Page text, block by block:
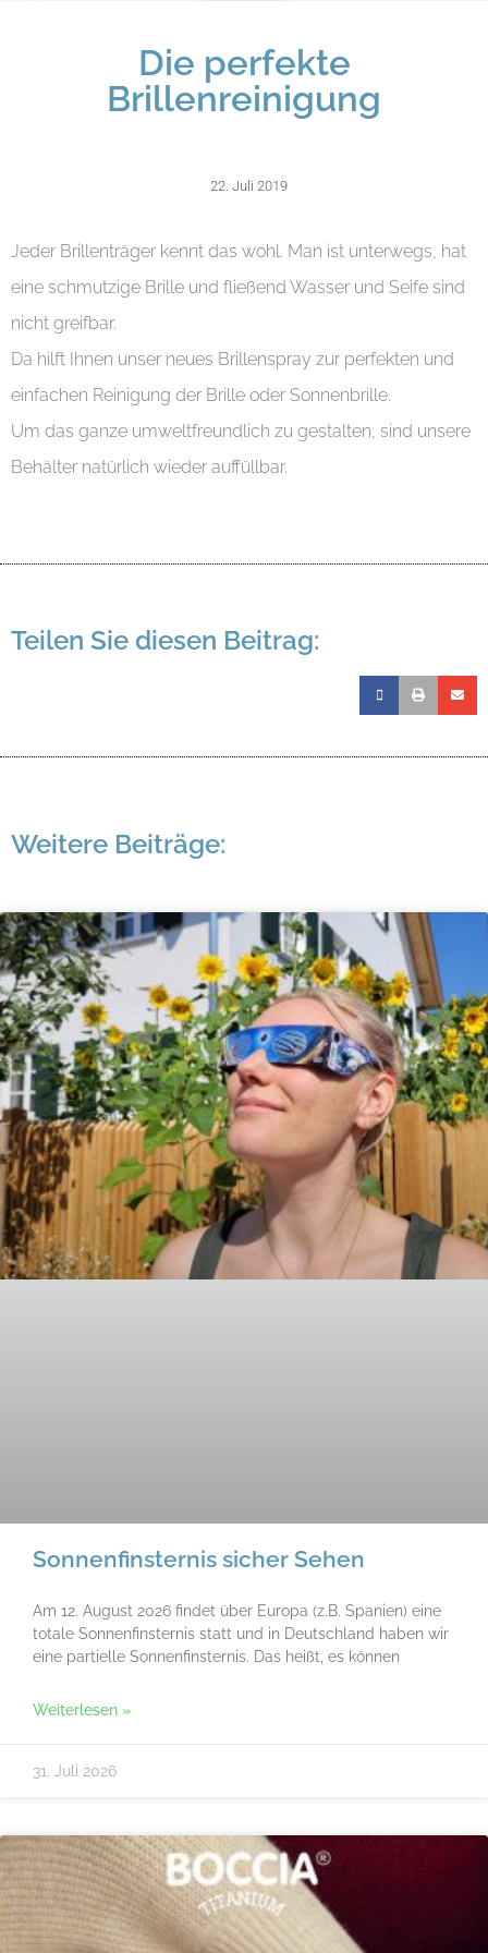
Die perfekte
Brillenreinigung
22. Juli 2019
Jeder Brillenträger kennt das wohl. Man ist unterwegs, hat
eine schmutzige Brille und fließend Wasser und Seife sind
nicht greifbar.
Da hilft Ihnen unser neues Brillenspray zur perfekten und
einfachen Reinigung der Brille oder Sonnenbrille.
Um das ganze umweltfreundlich zu gestalten, sind unsere
Behälter natürlich wieder auffüllbar.
Teilen Sie diesen Beitrag:
Weitere Beiträge:
Sonnenfinsternis sicher Sehen
Am 12. August 2026 findet über Europa (z.B. Spanien) eine
totale Sonnenfinsternis statt und in Deutschland haben wir
eine partielle Sonnenfinsternis. Das heißt, es können
Weiterlesen »
31. Juli 2026